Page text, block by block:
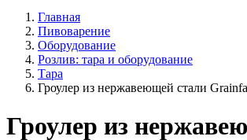
Главная
Пивоварение
Оборудование
Розлив: тара и оборудование
Тара
Гроулер из нержавеющей стали
Гроулер из